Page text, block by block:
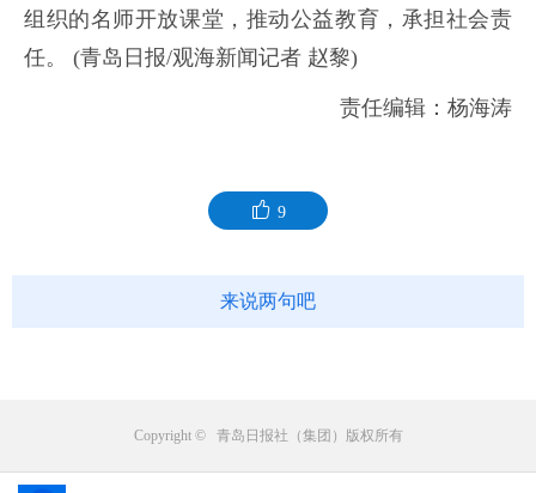
组织的名师开放课堂，推动公益教育，承担社会责
任。 (青岛日报/观海新闻记者 赵黎)
责任编辑：杨海涛
9
来说两句吧
Copyright © 青岛日报社（集团）版权所有